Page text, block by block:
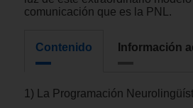
comunicación que es la PNL.
Contenido Información
1) La Programación